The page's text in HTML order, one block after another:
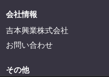
会社情報
吉本興業株式会社
お問い合わせ
その他